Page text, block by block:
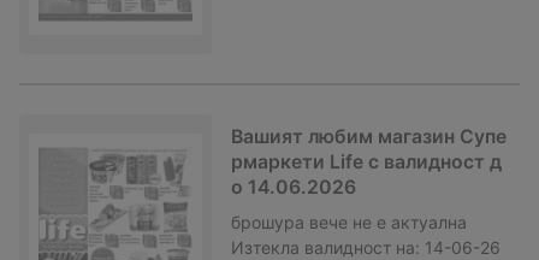
Вашият любим магазин Супе
рмаркети Life с валидност д
о 14.06.2026
брошура вече не е актуална
Изтекла валидност на: 14-06-26